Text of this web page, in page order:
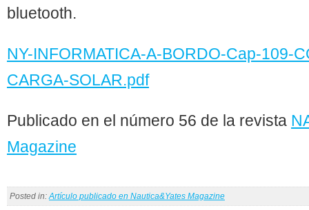
bluetooth.
NY-INFORMATICA-A-BORDO-Cap-109-
CARGA-SOLAR.pdf
Publicado en el número 56 de la revista
Magazine
Posted in:Artículo publicado en Nautica&Yates Magazine